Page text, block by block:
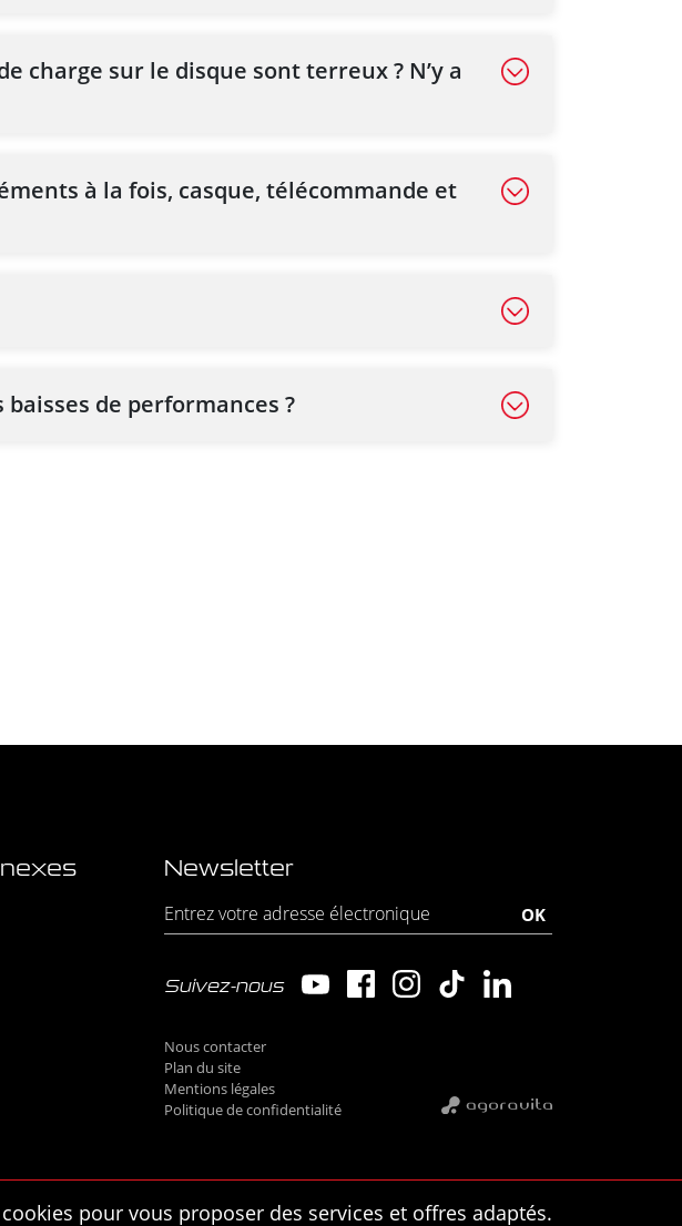
charge sur le disque sont terreux ? N’y a
à la fois, casque, télécommande et
de performances ?
pour vous proposer des services et offres adaptés.
Newsletter
Suivez-nous
Nous contacter
Plan du site
Mentions légales
Politique de confidentialité